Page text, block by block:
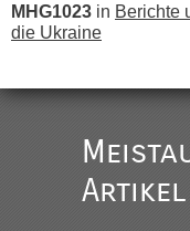
MHG1023 in Berichte
die Ukraine
Ist korrekt, aber ich
darauf hinweisen
War aber nicht "böse"
Artikel